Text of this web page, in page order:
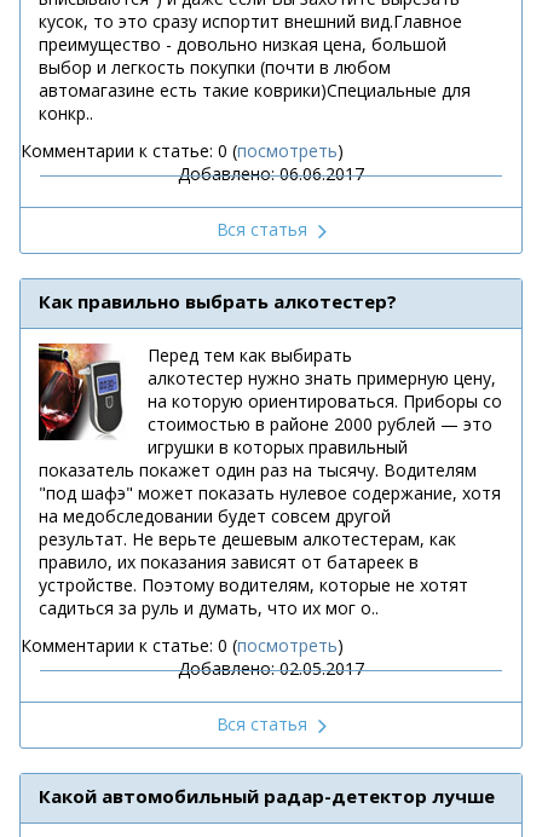
кусок, то это сразу испортит внешний вид.Главное
преимущество - довольно низкая цена, большой
выбор и легкость покупки (почти в любом
автомагазине есть такие коврики)Специальные для
конкр..
Комментарии к статье: 0 (посмотреть)
Добавлено: 06.06.2017
Вся статья
Как правильно выбрать алкотестер?
Перед тем как выбирать
алкотестер нужно знать примерную цену,
на которую ориентироваться. Приборы со
стоимостью в районе 2000 рублей — это
игрушки в которых правильный
показатель покажет один раз на тысячу. Водителям
"под шафэ" может показать нулевое содержание, хотя
на медобследовании будет совсем другой
результат. Не верьте дешевым алкотестерам, как
правило, их показания зависят от батареек в
устройстве. Поэтому водителям, которые не хотят
садиться за руль и думать, что их мог о..
Комментарии к статье: 0 (посмотреть)
Добавлено: 02.05.2017
Вся статья
Какой автомобильный радар-детектор лучше